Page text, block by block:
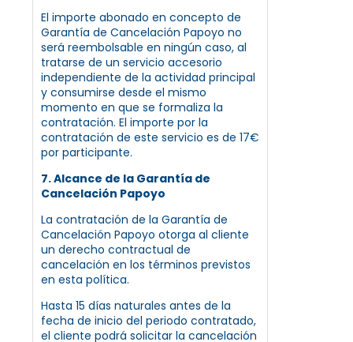
El importe abonado en concepto de
Garantía de Cancelación Papoyo no
será reembolsable en ningún caso, al
tratarse de un servicio accesorio
independiente de la actividad principal
y consumirse desde el mismo
momento en que se formaliza la
contratación. El importe por la
contratación de este servicio es de 17€
por participante.
7. Alcance de la Garantía de
Cancelación Papoyo
La contratación de la Garantía de
Cancelación Papoyo otorga al cliente
un derecho contractual de
cancelación en los términos previstos
en esta política.
Hasta 15 días naturales antes de la
fecha de inicio del periodo contratado,
el cliente podrá solicitar la cancelación